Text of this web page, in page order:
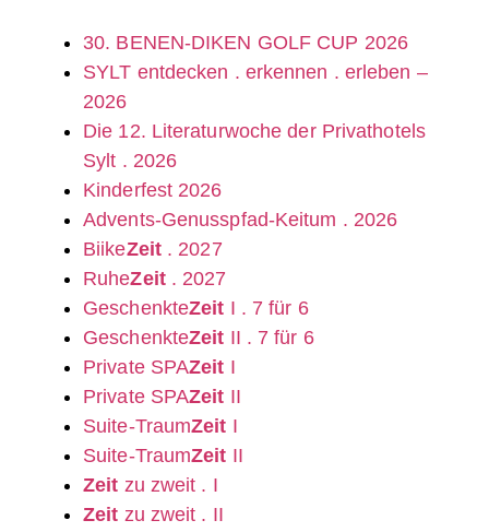
30. BENEN-DIKEN GOLF CUP 2026
SYLT entdecken . erkennen . erleben –
2026
Die 12. Literatur­woche der Privathotels
Sylt . 2026
Kinderfest 2026
Advents-Genusspfad-Keitum . 2026
BiikeZeit. 2027
RuheZeit. 2027
GeschenkteZeit I . 7 für 6
GeschenkteZeit II . 7 für 6
Private SPAZeit I
Private SPAZeit II
Suite-TraumZeit I
Suite-TraumZeit II
Zeit zu zweit . I
Zeit zu zweit . II